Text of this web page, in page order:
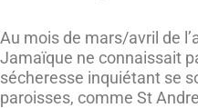
Au mois de mars/avril de
Jamaïque ne connaissait
sécheresse inquiétant se
paroisses, comme St